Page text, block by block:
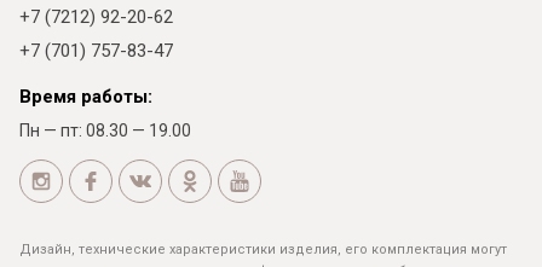
+7 (7212) 92-20-62
+7 (701) 757-83-47
Время работы:
Пн — пт: 08.30 — 19.00
Дизайн, технические характеристики изделия, его комплектация могут